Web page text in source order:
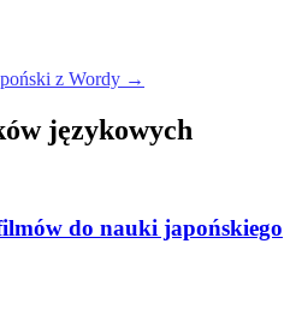
z Wordy →
językowych
do nauki japońskiego